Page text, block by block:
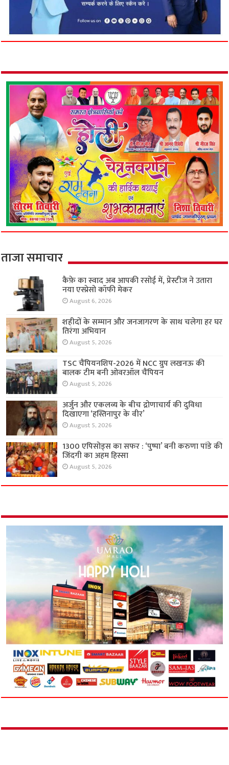
ताजा समाचार
कैफ़े का स्वाद अब आपकी रसोई में, प्रेस्टीज ने उतारा
नया एस्प्रेसो कॉफी मेकर
August 6, 2026
शहीदों के सम्मान और जनजागरण के साथ चलेगा हर घर
तिरंगा अभियान
August 5, 2026
TSC चैंपियनशिप-2026 में NCC ग्रुप लखनऊ की
बालक टीम बनी ओवरऑल चैंपियन
August 5, 2026
अर्जुन और एकलव्य के बीच द्रोणाचार्य की दुविधा
दिखाएगा ‘हस्तिनापुर के वीर’
August 5, 2026
1300 एपिसोड्स का सफर : ‘पुष्पा’ बनी करुणा पांडे की
जिंदगी का अहम हिस्सा
August 5, 2026